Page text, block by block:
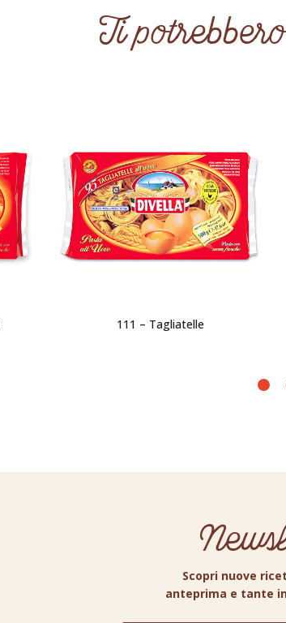
Ti
111 – Tagliatelle
Scopri nuove
anteprima e tante